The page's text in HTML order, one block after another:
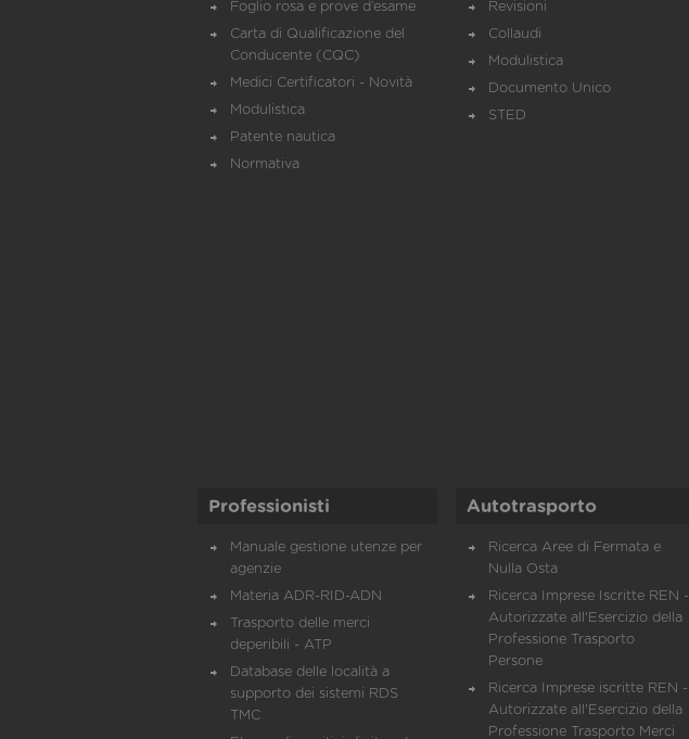
Foglio rosa e prove d’esame
Carta di Qualificazione del
Conducente (CQC)
Medici Certificatori - Novità
Modulistica
Patente nautica
Normativa
Revisioni
Collaudi
Modulistica
Documento Unico
STED
Professionisti
Manuale gestione utenze per
agenzie
Materia ADR-RID-ADN
Trasporto delle merci
deperibili - ATP
Database delle località a
supporto dei sistemi RDS
TMC
Autotrasporto
Ricerca Aree di Fermata e
Nulla Osta
Ricerca Imprese Iscritte REN -
Autorizzate all'Esercizio della
Professione Trasporto
Persone
Ricerca Imprese iscritte REN -
Autorizzate all'Esercizio della
Professione Trasporto Merci